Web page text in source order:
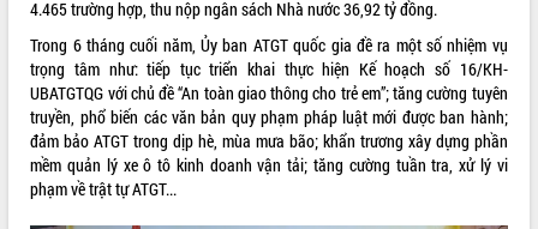
vùng trồng và doanh nghiệp đóng gói
Trình diễn nghệ thuật chế biến các
món ăn từ sầu riêng
Đắk Lắk công bố Quy hoạch và xúc
tiến đầu tư tỉnh
Ngành cá ngừ Đắk Lắk chủ động thích
ứng để giữ vững thị trường xuất khẩu
Diễn đàn Kinh tế tư nhân Việt Nam đột
4.465 trường hợp, thu nộp ngân sách Nhà nước 36,92 tỷ đồng.
Trong 6 tháng cuối năm, Ủy ban ATGT quốc gia đề ra một số nhiệm vụ
trọng tâm như: tiếp tục triển khai thực hiện Kế hoạch số 16/KH-
UBATGTQG với chủ đề “An toàn giao thông cho trẻ em”; tăng cường tuyên
truyền, phổ biến các văn bản quy phạm pháp luật mới được ban hành;
đảm bảo ATGT trong dịp hè, mùa mưa bão; khẩn trương xây dựng phần
mềm quản lý xe ô tô kinh doanh vận tải; tăng cường tuần tra, xử lý vi
phạm về trật tự ATGT...